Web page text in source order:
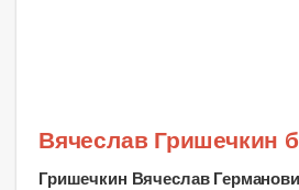
Вячеслав Гришечкин
Гришечкин Вячеслав